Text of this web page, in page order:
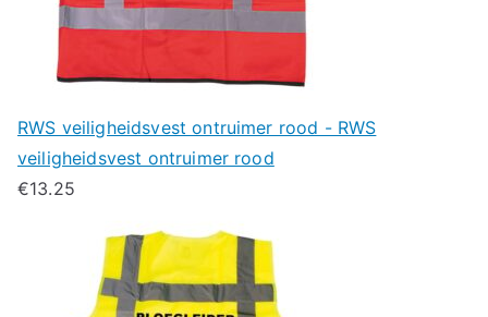
RWS veiligheidsvest ontruimer rood - RWS
veiligheidsvest ontruimer rood
€13.25